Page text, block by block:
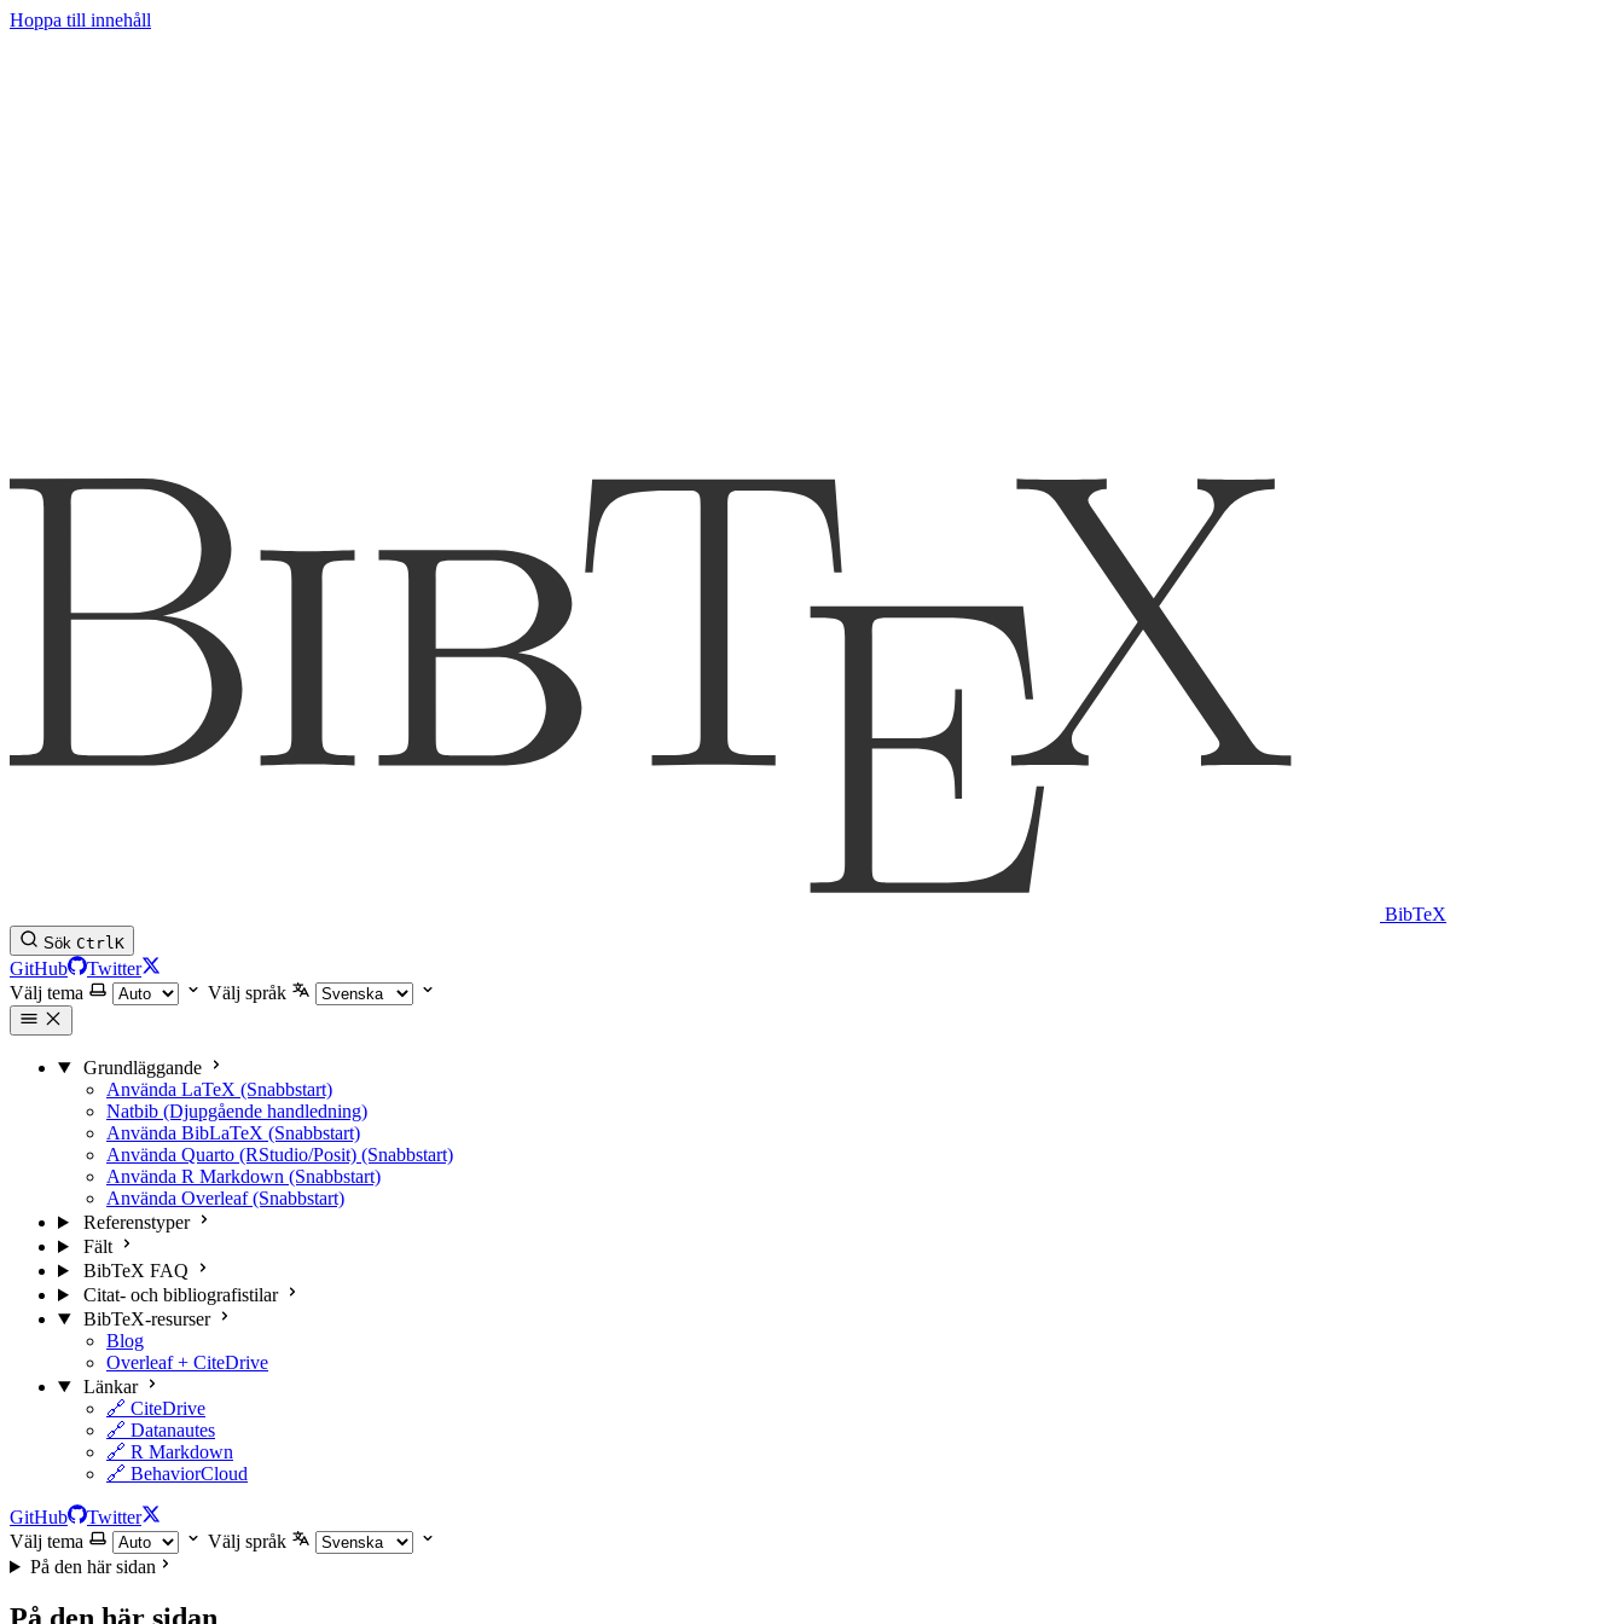
Hoppa till innehåll
BibTeX
Sök CtrlK
GitHub
Twitter
Välj tema
Välj språk
Grundläggande
Använda LaTeX (Snabbstart)
Natbib (Djupgående handledning)
Använda BibLaTeX (Snabbstart)
Använda Quarto (RStudio/Posit) (Snabbstart)
Använda R Markdown (Snabbstart)
Använda Overleaf (Snabbstart)
Referenstyper
Fält
BibTeX FAQ
Citat- och bibliografistilar
BibTeX-resurser
Blog
Overleaf + CiteDrive
Länkar
🔗 CiteDrive
🔗 Datanautes
🔗 R Markdown
🔗 BehaviorCloud
GitHub
Twitter
Välj tema
Välj språk
På den här sidan